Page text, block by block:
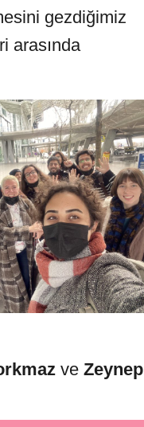
gezdiğimiz
arasında
ve Zeynep